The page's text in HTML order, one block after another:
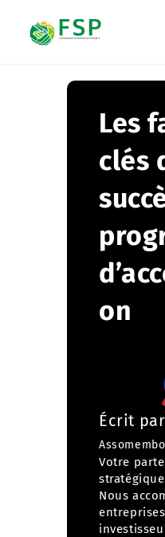
Les
clés
on
Écrit par
Votre
Nous